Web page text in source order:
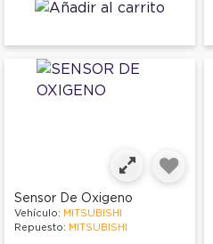
Sensor De Oxigeno
Vehículo: MITSUBISHI
Repuesto: MITSUBISHI